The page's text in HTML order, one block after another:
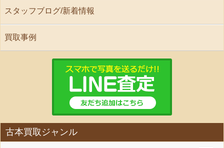
スタッフブログ/新着情報
買取事例
古本買取ジャンル